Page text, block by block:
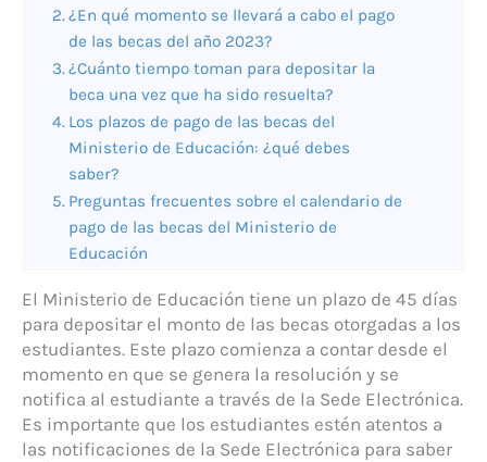
¿En qué momento se llevará a cabo el pago
de las becas del año 2023?
¿Cuánto tiempo toman para depositar la
beca una vez que ha sido resuelta?
Los plazos de pago de las becas del
Ministerio de Educación: ¿qué debes
saber?
Preguntas frecuentes sobre el calendario de
pago de las becas del Ministerio de
Educación
El Ministerio de Educación tiene un plazo de 45 días
para depositar el monto de las becas otorgadas a los
estudiantes. Este plazo comienza a contar desde el
momento en que se genera la resolución y se
notifica al estudiante a través de la Sede Electrónica.
Es importante que los estudiantes estén atentos a
las notificaciones de la Sede Electrónica para saber